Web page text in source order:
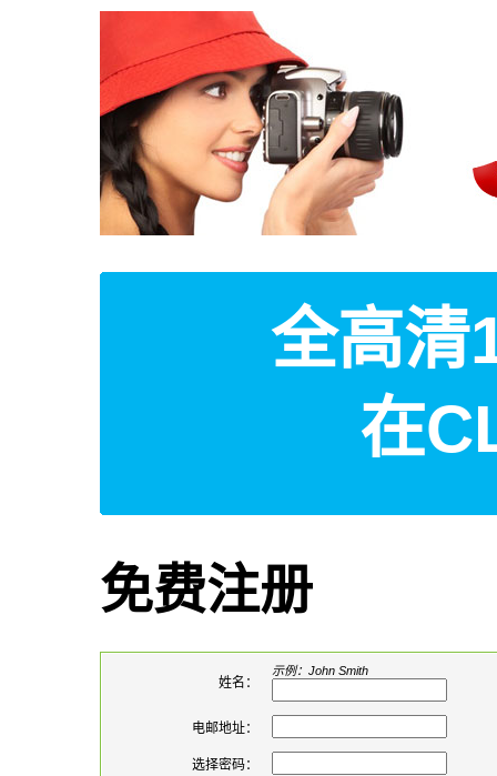
全高清
在
免费注册
姓名：
示例：John Smith
电邮地址：
选择密码：